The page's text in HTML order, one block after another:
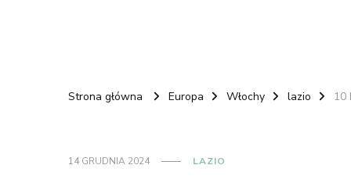
Strona główna Europa Włochy lazio 10
14 GRUDNIA 2024 LAZIO